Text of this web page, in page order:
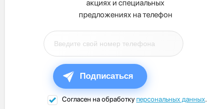
акциях и специальных
предложениях на телефон
Подписаться
Согласен на обработкуперсональных данных.